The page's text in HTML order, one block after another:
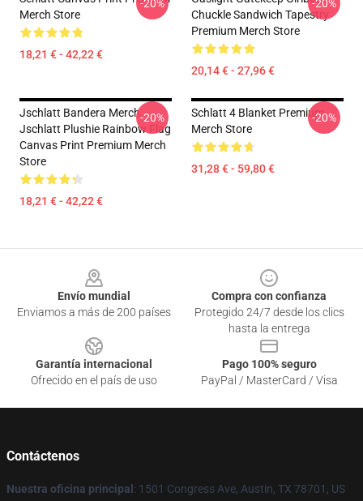
Merch Store
18,21 € - 42,22 €
-20%
Chuckle Sandwich Tapestry
Premium Merch Store
20,14 € - 27,96 €
-20%
Jschlatt Bandera Merch
Jschlatt Plushie Rainbow Flag
Canvas Print Premium Merch
Store
18,21 € - 42,22 €
-20%
Schlatt 4 Blanket Premium
Merch Store
31,28 € - 59,80 €
-20%
Envío mundial
Enviamos a más de 200 países
Compra con confianza
Protegido 24/7 desde los clics
hasta la entrega
Garantía internacional
Ofrecido en el país de uso
Pago 100% seguro
PayPal / MasterCard / Visa
Contáctenos
Nuestra oficina principal : 1501 Congress Ave, Austin, TX 78701, US